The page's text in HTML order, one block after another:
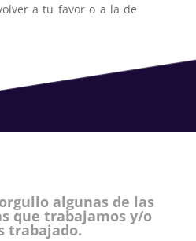
a tu favor o a la de
algunas de las
que trabajamos y/o
trabajado.